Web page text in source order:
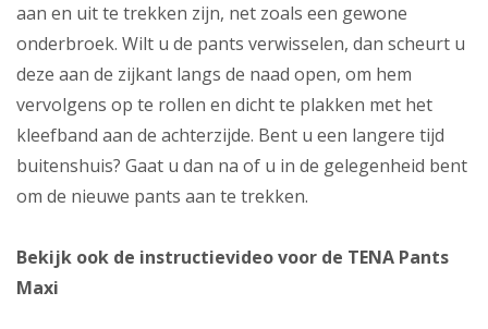
aan en uit te trekken zijn, net zoals een gewone
onderbroek. Wilt u de pants verwisselen, dan scheurt u
deze aan de zijkant langs de naad open, om hem
vervolgens op te rollen en dicht te plakken met het
kleefband aan de achterzijde. Bent u een langere tijd
buitenshuis? Gaat u dan na of u in de gelegenheid bent
om de nieuwe pants aan te trekken.
Bekijk ook de instructievideo voor de TENA Pants
Maxi